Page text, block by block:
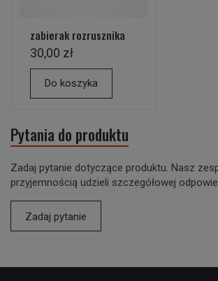
zabierak rozrusznika
30,00 zł
Do koszyka
Pytania do produktu
Zadaj pytanie dotyczące produktu. Nasz
przyjemnością udzieli szczegółowej
Zadaj pytanie